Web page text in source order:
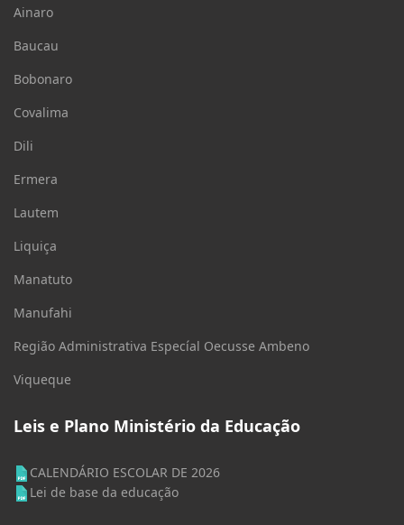
Ainaro
Baucau
Bobonaro
Covalima
Dili
Ermera
Lautem
Liquiça
Manatuto
Manufahi
Região Administrativa Especíal Oecusse Ambeno
Viqueque
Leis e Plano Ministério da Educação
CALENDÁRIO ESCOLAR DE 2026
Lei de base da educação